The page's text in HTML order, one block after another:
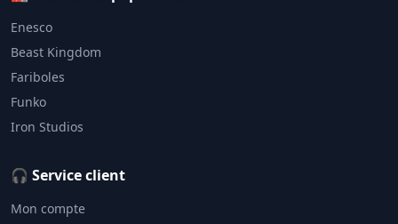
Enesco
Beast Kingdom
Fariboles
Funko
Iron Studios
🎧 Service client
Mon compte